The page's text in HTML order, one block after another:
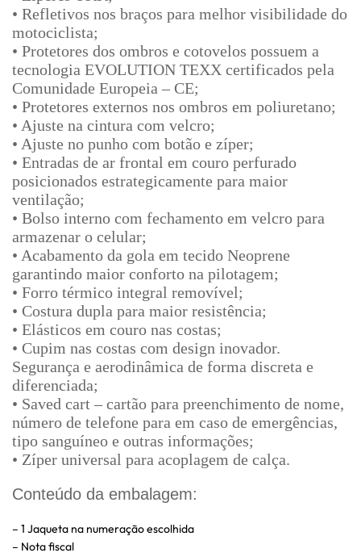
• Refletivos nos braços para melhor visibilidade do
motociclista;
• Protetores dos ombros e cotovelos possuem a
tecnologia EVOLUTION TEXX certificados pela
Comunidade Europeia – CE;
• Protetores externos nos ombros em poliuretano;
• Ajuste na cintura com velcro;
• Ajuste no punho com botão e zíper;
• Entradas de ar frontal em couro perfurado
posicionados estrategicamente para maior
ventilação;
• Bolso interno com fechamento em velcro para
armazenar o celular;
• Acabamento da gola em tecido Neoprene
garantindo maior conforto na pilotagem;
• Forro térmico integral removível;
• Costura dupla para maior resistência;
• Elásticos em couro nas costas;
• Cupim nas costas com design inovador.
Segurança e aerodinâmica de forma discreta e
diferenciada;
• Saved cart – cartão para preenchimento de nome,
número de telefone para em caso de emergências,
tipo sanguíneo e outras informações;
• Zíper universal para acoplagem de calça.
Conteúdo da embalagem:
– 1 Jaqueta na numeração escolhida
– Nota fiscal